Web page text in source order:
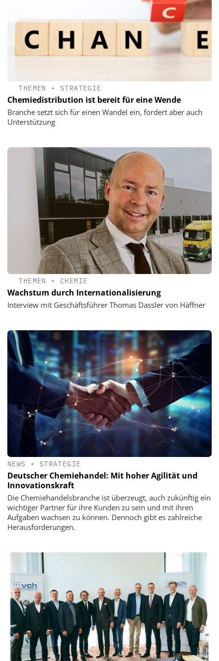
THEMEN • STRATEGIE
Chemiedistribution ist bereit für eine Wende
Branche setzt sich für einen Wandel ein, fordert aber auch
Unterstützung
THEMEN • CHEMIE
Wachstum durch Internationalisierung
Interview mit Geschäftsführer Thomas Dassler von Häffner
NEWS • STRATEGIE
Deutscher Chemiehandel: Mit hoher Agilität und
Innovationskraft
Die Chemiehandelsbranche ist überzeugt, auch zukünftig ein
wichtiger Partner für ihre Kunden zu sein und mit ihren
Aufgaben wachsen zu können. Dennoch gibt es zahlreiche
Herausforderungen.